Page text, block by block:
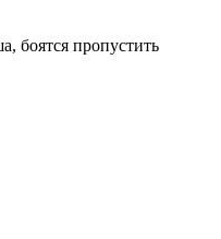
пропустить